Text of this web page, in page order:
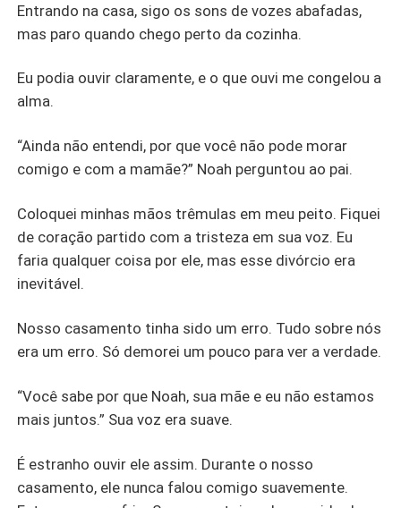
Entrando na casa, sigo os sons de vozes abafadas,
mas paro quando chego perto da cozinha.
Eu podia ouvir claramente, e o que ouvi me congelou a
alma.
“Ainda não entendi, por que você não pode morar
comigo e com a mamãe?” Noah perguntou ao pai.
Coloquei minhas mãos trêmulas em meu peito. Fiquei
de coração partido com a tristeza em sua voz. Eu
faria qualquer coisa por ele, mas esse divórcio era
inevitável.
Nosso casamento tinha sido um erro. Tudo sobre nós
era um erro. Só demorei um pouco para ver a verdade.
“Você sabe por que Noah, sua mãe e eu não estamos
mais juntos.” Sua voz era suave.
É estranho ouvir ele assim. Durante o nosso
casamento, ele nunca falou comigo suavemente.